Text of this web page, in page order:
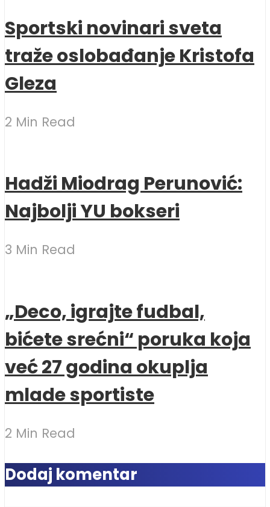
Sportski novinari sveta
traže oslobađanje Kristofa
Gleza
2 Min Read
Hadži Miodrag Perunović:
Najbolji YU bokseri
3 Min Read
„Deco, igrajte fudbal,
bićete srećni“ poruka koja
već 27 godina okuplja
mlade sportiste
2 Min Read
Dodaj komentar